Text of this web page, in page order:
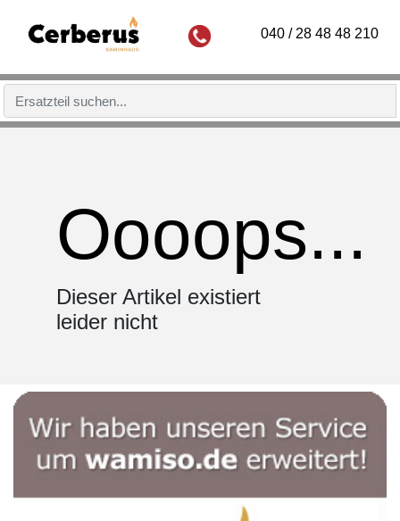
040 / 28 48 48 210
Oooops...
Dieser Artikel existiert
leider nicht